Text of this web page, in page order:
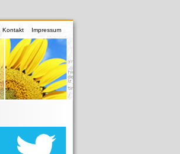
Kontakt Impressum